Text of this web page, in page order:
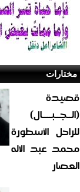
مختارات
قصيدة
(الــجــبــــال)
للراحل الأسطورة
محمد عبد الاله
العصار